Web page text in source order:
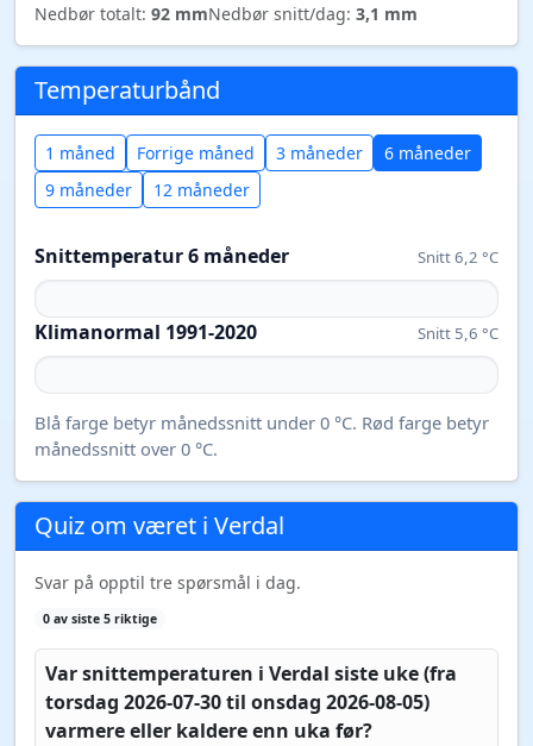
Nedbør totalt: 92 mmNedbør snitt/dag: 3,1 mm
Temperaturbånd
1 måned Forrige måned 3 måneder
6 måneder
9 måneder
12 måneder
Snittemperatur 6 måneder Snitt 6,2 °C
Klimanormal 1991-2020 Snitt 5,6 °C
Blå farge betyr månedssnitt under 0 °C. Rød farge betyr
månedssnitt over 0 °C.
Quiz om været i Verdal
Svar på opptil tre spørsmål i dag.
0 av siste 5 riktige
Var snittemperaturen i Verdal siste uke (fra
torsdag 2026-07-30 til onsdag 2026-08-05)
varmere eller kaldere enn uka før?